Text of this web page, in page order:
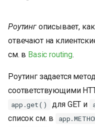
я
к
Роутингописывает,
отвечают на
см. в Basic routing.
Роутинг задается
соответствующими
app.get() для GET и
список см. в